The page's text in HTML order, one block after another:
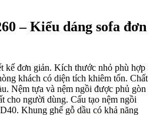
– Kiểu dáng sofa đơn
kế đơn giản. Kích thước nhỏ phù hợp
khách có diện tích khiêm tốn. Chất
Nệm tựa và nệm ngồi được phủ gòn
cho người dùng. Cấu tạo nệm ngồi
Khung ghế gỗ dầu có khả năng